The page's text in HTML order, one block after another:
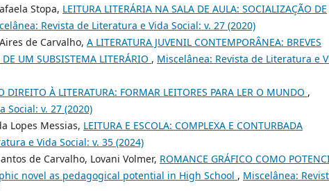
Stopa, LEITURA LITERÁRIA NA SALA DE AULA: SOCIALIZAÇÃO DE
Revista de Literatura e Vida Social: v. 27 (2020)
de Carvalho, A LITERATURA JUVENIL CONTEMPORÂNEA: BREVES
UM SUBSISTEMA LITERÁRIO , Miscelânea: Revista de Literatura e
DIREITO À LITERATURA: FORMAR LEITORES PARA LER O MUNDO ,
Social: v. 27 (2020)
Lopes Messias, LEITURA E ESCOLA: COMPLEXA E CONTURBADA
e Vida Social: v. 35 (2024)
de Carvalho, Lovani Volmer, ROMANCE GRÁFICO COMO
novel as pedagogical potential in High School , Miscelânea: